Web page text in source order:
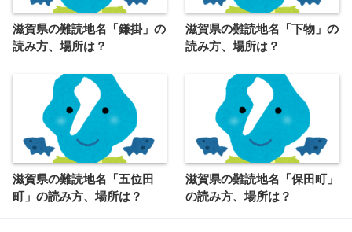
滋賀県の難読地名「鎌掛」の
読み方、場所は？
滋賀県の難読地名「下物」の
読み方、場所は？
滋賀県の難読地名「五位田
町」の読み方、場所は？
滋賀県の難読地名「保田町」
の読み方、場所は？